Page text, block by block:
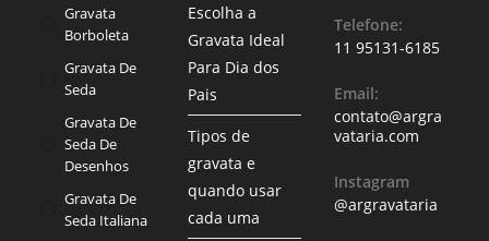
Gravata
Borboleta
Gravata De
Seda
Gravata De
Seda De
Desenhos
Gravata De
Seda Italiana
Escolha a
Gravata Ideal
Para Dia dos
Pais
Tipos de
gravata e
quando usar
cada uma
Telefone:
11 95131-6185
Email:
contato@argra
vataria.com
Instagram
@argravataria